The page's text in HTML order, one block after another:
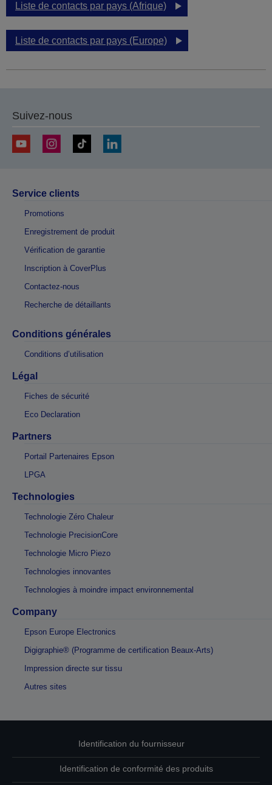
Liste de contacts par pays (Afrique)
Liste de contacts par pays (Europe)
Suivez-nous
Service clients
Promotions
Enregistrement de produit
Vérification de garantie
Inscription à CoverPlus
Contactez-nous
Recherche de détaillants
Conditions générales
Conditions d’utilisation
Légal
Fiches de sécurité
Eco Declaration
Partners
Portail Partenaires Epson
LPGA
Technologies
Technologie Zéro Chaleur
Technologie PrecisionCore
Technologie Micro Piezo
Technologies innovantes
Technologies à moindre impact environnemental
Company
Epson Europe Electronics
Digigraphie® (Programme de certification Beaux-Arts)
Impression directe sur tissu
Autres sites
Identification du fournisseur
Identification de conformité des produits